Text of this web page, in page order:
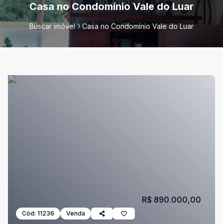
Casa no Condomínio Vale do Luar
Buscar imóvel Casa no Condomínio Vale do Luar
Cód: 11236 Venda
R$ 890.000,00